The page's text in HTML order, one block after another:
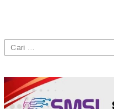
Cari
untuk: